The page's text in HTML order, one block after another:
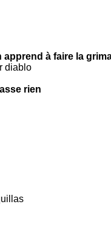
à faire la
diablo
rien